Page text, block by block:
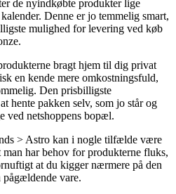
de nyindkøbte produkter lige
Denne er jo temmelig smart,
mulighed for levering ved køb
bragt hjem til dig privat
en kende mere omkostningsfuld,
Den prisbilligste
hente pakken selv, som jo står og
ved netshoppens bopæl.
> Astro kan i nogle tilfælde være
har behov for produkterne fluks,
at du kigger nærmere på den
pågældende vare.